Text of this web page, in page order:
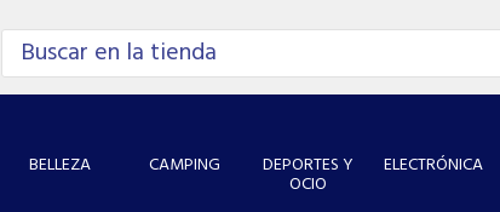
BELLEZA CAMPING DEPORTES Y
OCIO
ELECTRÓNICA